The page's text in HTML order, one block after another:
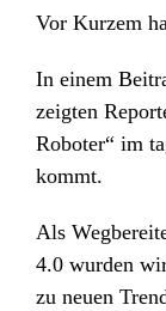
Vor Kurzem
In einem
zeigten
Roboter“ im
kommt.
Als
4.0 wurden
zu neuen